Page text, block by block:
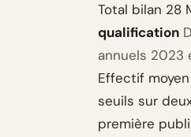
Total bilan 28
qualification
annuels 2023
Effectif moyen
seuils sur
première